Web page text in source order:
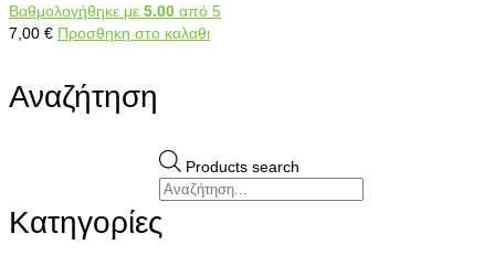
Βαθμολογήθηκε με 5.00 από 5
7,00 € Προσθηκη στο καλαθι
Αναζήτηση
Products search
Κατηγορίες